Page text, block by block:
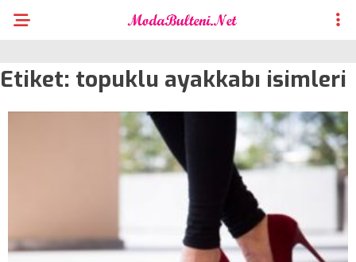
Etiket: topuklu ayakkabı isimleri